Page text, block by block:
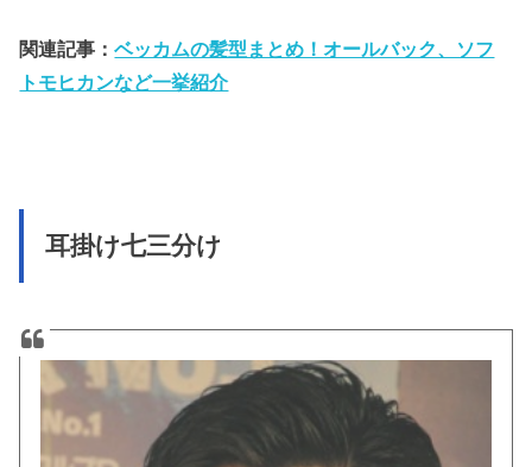
関連記事：ベッカムの髪型まとめ！オールバック、ソフ
トモヒカンなど一挙紹介
耳掛け七三分け